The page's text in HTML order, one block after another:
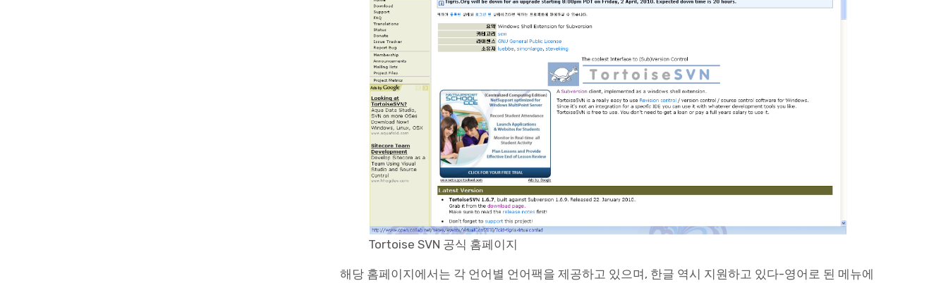
Tortoise SVN 공식 홈페이지
해당 홈페이지에서는 각 언어별 언어팩을 제공하고 있으며, 한글 역시 지원하고 있다-영어로 된 메뉴에